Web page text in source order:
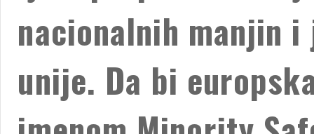
nacionalnih manjin
unije. Da bi